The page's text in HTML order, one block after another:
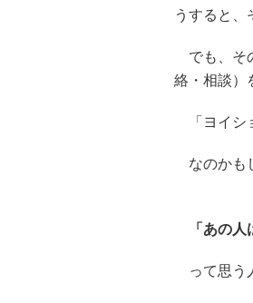
うすると、
でも、そ
絡・相談）
「ヨイシ
なのかも
「あの人
って思う